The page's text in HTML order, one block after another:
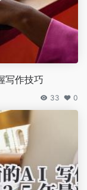
写作技巧
33 0